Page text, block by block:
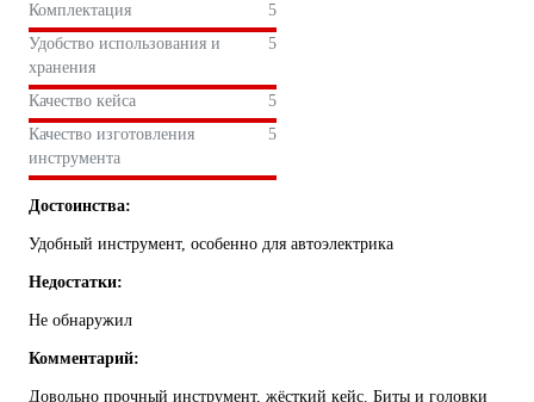
Комплектация
5
Удобство использования и
хранения
5
Качество кейса
5
Качество изготовления
инструмента
5
Достоинства:
Удобный инструмент, особенно для автоэлектрика
Недостатки:
Не обнаружил
Комментарий:
Довольно прочный инструмент, жёсткий кейс. Биты и головки